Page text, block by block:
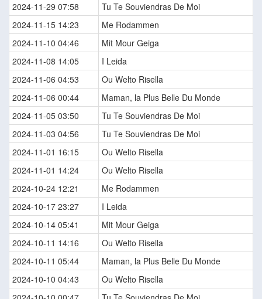
2024-11-29 07:58
Tu Te Souviendras De Moi
2024-11-15 14:23
Me Rodammen
2024-11-10 04:46
Mit Mour Geiga
2024-11-08 14:05
I Leida
2024-11-06 04:53
Ou Welto Risella
2024-11-06 00:44
Maman, la Plus Belle Du Monde
2024-11-05 03:50
Tu Te Souviendras De Moi
2024-11-03 04:56
Tu Te Souviendras De Moi
2024-11-01 16:15
Ou Welto Risella
2024-11-01 14:24
Ou Welto Risella
2024-10-24 12:21
Me Rodammen
2024-10-17 23:27
I Leida
2024-10-14 05:41
Mit Mour Geiga
2024-10-11 14:16
Ou Welto Risella
2024-10-11 05:44
Maman, la Plus Belle Du Monde
2024-10-10 04:43
Ou Welto Risella